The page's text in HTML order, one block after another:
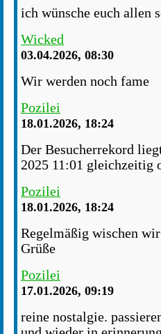
ich wünsche euch allen
Wicked
03.04.2026, 08:30
Wir werden noch fame
Pozilei
18.01.2026, 18:24
Der Besucherrekord
2025 11:01 gleichzeitig
Pozilei
18.01.2026, 18:24
Regelmäßig wischen
Grüße
Pozilei
17.01.2026, 09:19
reine nostalgie.